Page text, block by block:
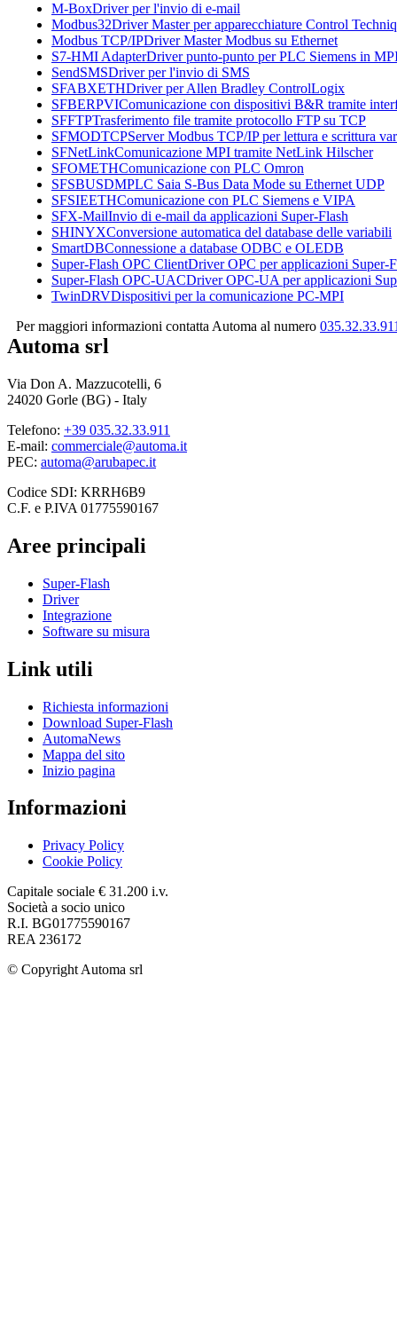
M-BoxDriver per l'invio di e-mail
Modbus32Driver Master per apparecchiature Control
Modbus TCP/IPDriver Master Modbus su Ethernet
S7-HMI AdapterDriver punto-punto per PLC Siemens in
SendSMSDriver per l'invio di SMS
SFABXETHDriver per Allen Bradley ControlLogix
SFBERPVIComunicazione con dispositivi B&R tramite
SFFTPTrasferimento file tramite protocollo FTP su TCP
SFMODTCPServer Modbus TCP/IP per lettura e scrittura
SFNetLinkComunicazione MPI tramite NetLink Hilscher
SFOMETHComunicazione con PLC Omron
SFSBUSDMPLC Saia S-Bus Data Mode su Ethernet UDP
SFSIEETHComunicazione con PLC Siemens e VIPA
SFX-MailInvio di e-mail da applicazioni Super-Flash
SHINYXConversione automatica del database delle variabili
SmartDBConnessione a database ODBC e OLEDB
Super-Flash OPC ClientDriver OPC per applicazioni Super-
Super-Flash OPC-UACDriver OPC-UA per applicazioni
TwinDRVDispositivi per la comunicazione PC-MPI
Per maggiori informazioni contatta Automa al numero
Automa srl
Via Don A. Mazzucotelli, 6
24020 Gorle (BG) - Italy
Telefono: +39 035.32.33.911
E-mail: commerciale@automa.it
PEC: automa@arubapec.it
Codice SDI: KRRH6B9
C.F. e P.IVA 01775590167
Aree principali
Super-Flash
Driver
Integrazione
Software su misura
Link utili
Richiesta informazioni
Download Super-Flash
AutomaNews
Mappa del sito
Inizio pagina
Informazioni
Privacy Policy
Cookie Policy
Capitale sociale € 31.200 i.v.
Società a socio unico
R.I. BG01775590167
REA 236172
© Copyright Automa srl